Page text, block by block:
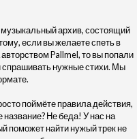
архив, состоящий
если вы желаете спеть в
Pallmel, то вы попали
спрашивать нужные стихи. Мы
поймёте правила действия,
Не беда! У нас на
поможет найти нужый трек не